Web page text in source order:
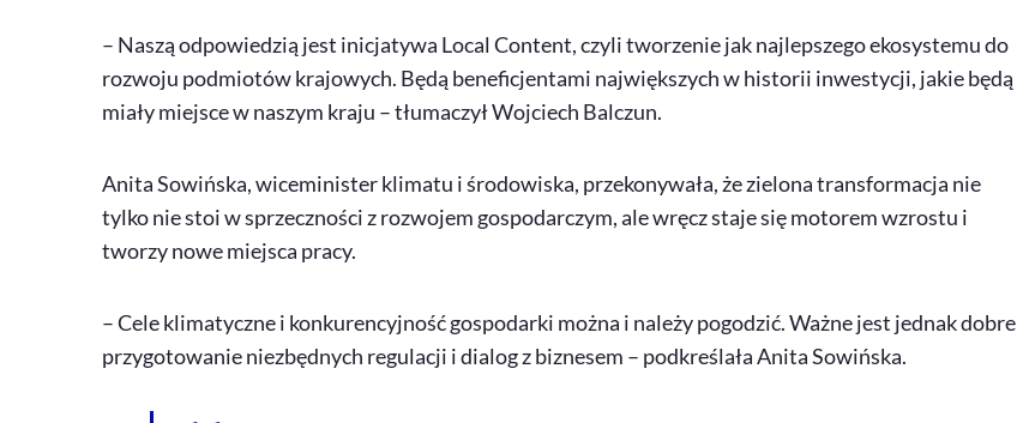
– Naszą odpowiedzią jest inicjatywa Local Content, czyli tworzenie jak najlepszego ekosystemu do
rozwoju podmiotów krajowych. Będą beneficjentami największych w historii inwestycji, jakie będą
miały miejsce w naszym kraju – tłumaczył Wojciech Balczun.
Anita Sowińska, wiceminister klimatu i środowiska, przekonywała, że zielona transformacja nie
tylko nie stoi w sprzeczności z rozwojem gospodarczym, ale wręcz staje się motorem wzrostu i
tworzy nowe miejsca pracy.
– Cele klimatyczne i konkurencyjność gospodarki można i należy pogodzić. Ważne jest jednak dobre
przygotowanie niezbędnych regulacji i dialog z biznesem – podkreślała Anita Sowińska.